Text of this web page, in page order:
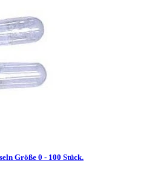
Größe 0 - 100 Stück.